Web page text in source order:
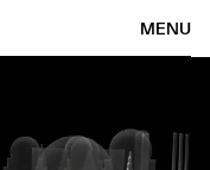
MENU